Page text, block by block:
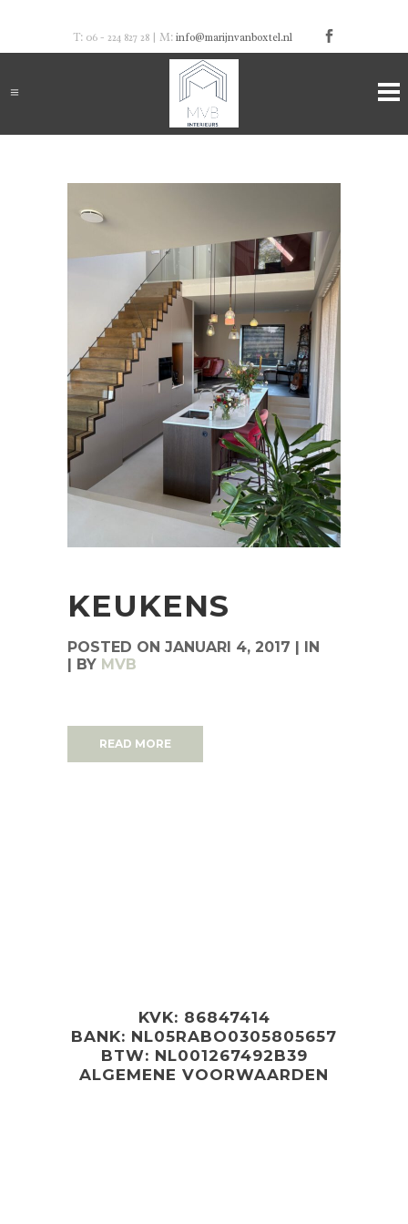
T: 06 - 224 827 28 | M:info@marijnvanboxtel.nl
KEUKENS
POSTED ON JANUARI 4, 2017
IN
BY MVB
READ MORE
KVK: 86847414
BANK: NL05RABO0305805657
BTW: NL001267492B39
ALGEMENE VOORWAARDEN